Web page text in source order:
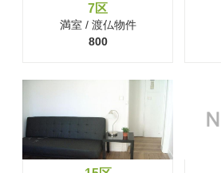
7区
満室 / 渡仏物件
800